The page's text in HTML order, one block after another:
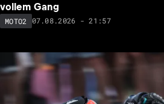
vollem Gang
MOTO2 07.08.2026 - 21:57